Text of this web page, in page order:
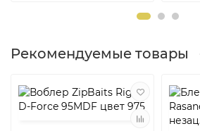
Рекомендуемые товары